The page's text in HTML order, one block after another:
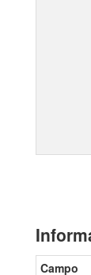
Campo